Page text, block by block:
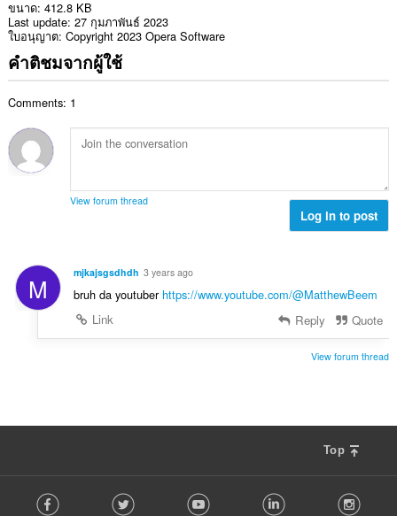
ขนาด 412.8 KB
Last update 27 กุมภาพันธ์ 2023
ใบอนุญาต Copyright 2023 Opera Software
คำติชมจากผู้ใช้
Comments: 1
View forum thread
Log in to post
M mjkajsgsdhdh 3 years ago
bruh da youtuberhttps://www.youtube.com/@MatthewBeem
Link
Reply Quote
View forum thread
Top
o Facebook Twitter Youtube LinkedIn